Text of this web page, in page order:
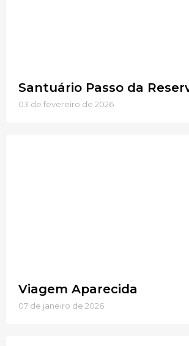
Santuário Passo da
03 de fevereiro de 2026
Viagem Aparecida
07 de janeiro de 2026